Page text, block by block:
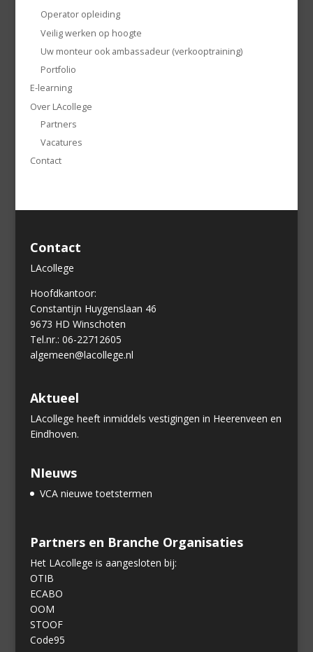
Operator opleiding
Veilig werken op hoogte
Uw monteur ook ambassadeur (verkooptraining)
Portfolio
E-learning
Over LAcollege
Partners
Vacatures
Contact
Contact
LAcollege
Hoofdkantoor:
Constantijn Huygenslaan 46
9673 HD Winschoten
Tel.nr.: 06-22712605
algemeen@lacollege.nl
Aktueel
LAcollege heeft inmiddels vestigingen in Heerenveen en
Eindhoven.
NIeuws
VCA nieuwe toetstermen
Partners en Branche Organisaties
Het LAcollege is aangesloten bij:
OTIB
ECABO
OOM
STOOF
Code95